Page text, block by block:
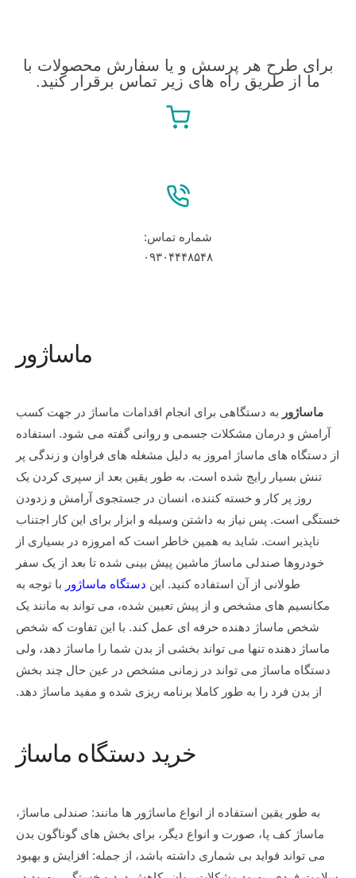
برای طرح هر پرسش و یا سفارش محصولات با
ما از طریق راه های زیر تماس برقرار کنید.
شماره تماس:
۰۹۳۰۴۴۴۸۵۴۸
ماساژور
ماساژور به دستگاهی برای انجام اقدامات ماساژ در جهت کسب
آرامش و درمان مشکلات جسمی و روانی گفته می شود. استفاده
از دستگاه های ماساژ امروز به دلیل مشغله های فراوان و زندگی پر
تنش بسیار رایج شده است. به طور یقین بعد از سپری کردن یک
روز پر کار و خسته کننده، انسان در جستجوی آرامش و زدودن
خستگی است. پس نیاز به داشتن وسیله و ابزار برای این کار اجتناب
ناپذیر است. شاید به همین خاطر است که امروزه در بسیاری از
خودروها صندلی ماساژ ماشین پیش بینی شده تا بعد از یک سفر
طولانی از آن استفاده کنید. این دستگاه ماساژور با توجه به
مکانسیم های مشخص و از پیش تعیین شده، می تواند به مانند یک
شخص ماساژ دهنده حرفه ای عمل کند. با این تفاوت که شخص
ماساژ دهنده تنها می تواند بخشی از بدن شما را ماساژ دهد، ولی
دستگاه ماساژ می تواند در زمانی مشخص در عین حال چند بخش
از بدن فرد را به طور کاملا برنامه ریزی شده و مفید ماساژ دهد.
خرید دستگاه ماساژ
به طور یقین استفاده از انواع ماساژور ها مانند: صندلی ماساژ،
ماساژ کف پا، صورت و انواع دیگر، برای بخش های گوناگون بدن
می تواند فواید بی شماری داشته باشد، از جمله: افزایش و بهبود